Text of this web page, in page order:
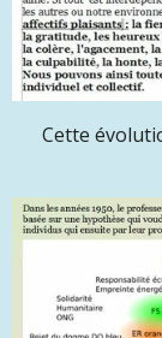
Cette